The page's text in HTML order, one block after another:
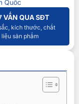
Quốc
VẤN QUA SĐT
kích thước, chất
liệu sản phẩm